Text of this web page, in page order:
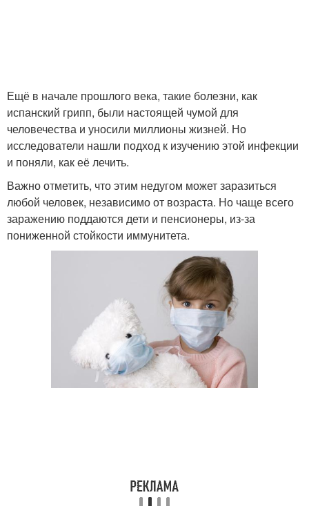
Ещё в начале прошлого века, такие болезни, как
испанский грипп, были настоящей чумой для
человечества и уносили миллионы жизней. Но
исследователи нашли подход к изучению этой инфекции
и поняли, как её лечить.
Важно отметить, что этим недугом может заразиться
любой человек, независимо от возраста. Но чаще всего
заражению поддаются дети и пенсионеры, из-за
пониженной стойкости иммунитета.